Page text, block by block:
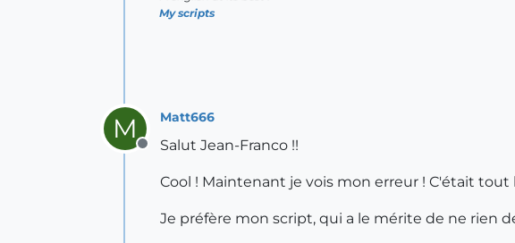
My scripts
M
Offline
Matt666
Salut Jean-Franco !!
Cool ! Maintenant je vois mon erreur ! C'était tout
Je préfère mon script, qui a le mérite de ne rien